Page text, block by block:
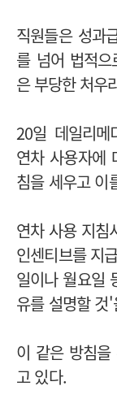
직원들은 성과
를 넘어 법적
은 부당한 처우
20일 데일리
연차 사용자에
침을 세우고 이
연차 사용 지침
인센티브를 지
일이나 월요일
유를 설명할 것
이 같은 방침
고 있다.